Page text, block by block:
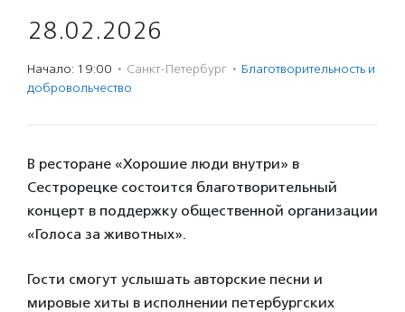
28.02.2026
Начало: 19:00 · Санкт-Петербург · Благотвори­тель­ность и
доброволь­чест­во
В ресторане «Хорошие люди внутри» в
Сестрорецке состоится благотворительный
концерт в поддержку общественной организации
«Голоса за животных».
Гости смогут услышать авторские песни и
мировые хиты в исполнении петербургских